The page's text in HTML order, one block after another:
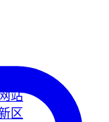
站
区